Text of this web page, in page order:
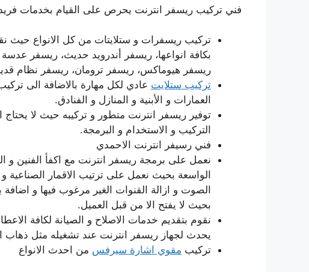
فني تركيب ريسفر انترنت يحرص على القيام بخدمات
تركيب ريسفرات و ستلايتات من كل الانواع حيث
بكافة انواعها، ريسفر أندرويد حديث، ريسفر
ريسفر هيوماكس، ريسفر ترومان، ريسفر نظام
تركيب ستلايت عادي لكل مهارة بالاضافة الى
العمارات و الأبنية و المنازل و الفنادق.
توفير ريسفر انترنت متطور و تركيبه حيث لا
التركيب و الاستخدام و البرمجة.
فني رسيفر انترنت الاحمدي
نعمل على برمجة ريسفر انترنت مع اكفأ الفنين و
الواسعة بحيث نعمل على ترتيب الاقمار الصناعية
الصوت و ازالة القنوات الغير مرغوب فيها و
بحيث لا يفتح الا من قبل العميل.
نقوم بتقديم خدمات الاصلاح و الصيانة لكافة
يحدث لجهاز ريسفر انترنت عند تشغيله مثل ذهاب
تركيب مقوي اشارة سيرفس من احدث الانواع